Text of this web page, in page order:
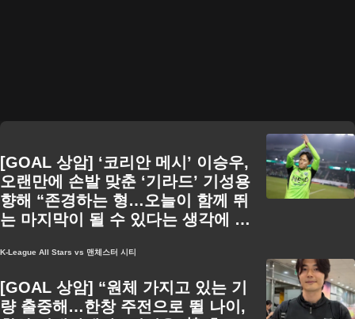
[GOAL 상암] ‘코리안 메시’ 이승우,
오랜만에 손발 맞춘 ‘기라드’ 기성용
향해 “존경하는 형…오늘이 함께 뛰
는 마지막이 될 수 있다는 생각에 슬
K-League All Stars vs 맨체스터 시티
[GOAL 상암] “원체 가지고 있는 기
량 출중해…한창 주전으로 뛸 나이,